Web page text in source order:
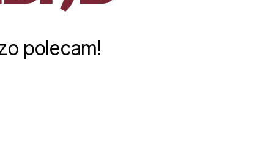
polecam!